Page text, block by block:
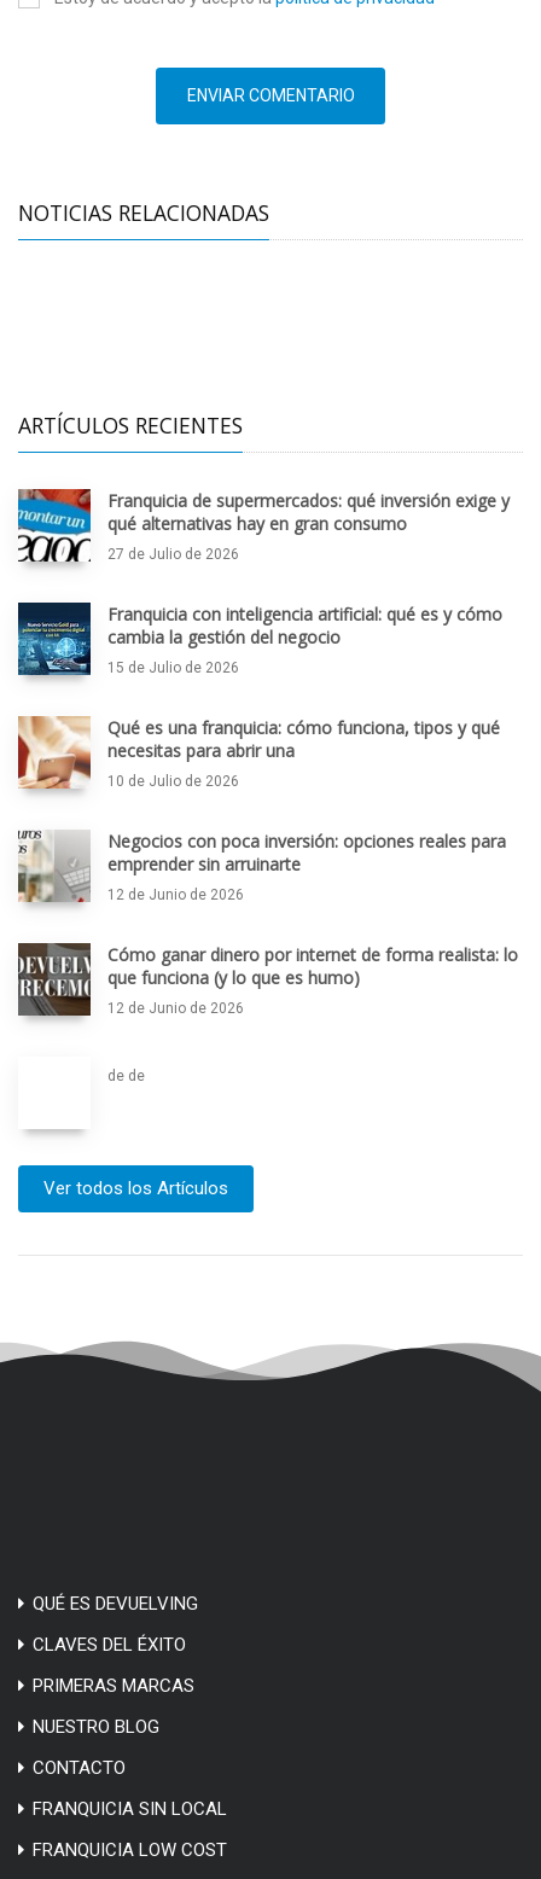
ENVIAR COMENTARIO
NOTICIAS RELACIONADAS
ARTÍCULOS RECIENTES
Franquicia de supermercados: qué inversión exige y
qué alternativas hay en gran consumo
27 de Julio de 2026
Franquicia con inteligencia artificial: qué es y cómo
cambia la gestión del negocio
15 de Julio de 2026
Qué es una franquicia: cómo funciona, tipos y qué
necesitas para abrir una
10 de Julio de 2026
Negocios con poca inversión: opciones reales para
emprender sin arruinarte
12 de Junio de 2026
Cómo ganar dinero por internet de forma realista: lo
que funciona (y lo que es humo)
12 de Junio de 2026
de de
Ver todos los Artículos
QUÉ ES DEVUELVING
CLAVES DEL ÉXITO
PRIMERAS MARCAS
NUESTRO BLOG
CONTACTO
FRANQUICIA SIN LOCAL
FRANQUICIA LOW COST